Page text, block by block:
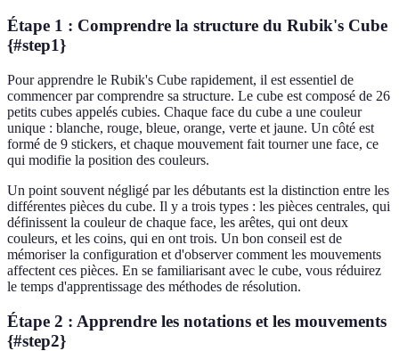
Étape 1 : Comprendre la structure du Rubik's Cube
{#step1}
Pour apprendre le Rubik's Cube rapidement, il est essentiel de
commencer par comprendre sa structure. Le cube est composé de 26
petits cubes appelés cubies. Chaque face du cube a une couleur
unique : blanche, rouge, bleue, orange, verte et jaune. Un côté est
formé de 9 stickers, et chaque mouvement fait tourner une face, ce
qui modifie la position des couleurs.
Un point souvent négligé par les débutants est la distinction entre les
différentes pièces du cube. Il y a trois types : les pièces centrales, qui
définissent la couleur de chaque face, les arêtes, qui ont deux
couleurs, et les coins, qui en ont trois. Un bon conseil est de
mémoriser la configuration et d'observer comment les mouvements
affectent ces pièces. En se familiarisant avec le cube, vous réduirez
le temps d'apprentissage des méthodes de résolution.
Étape 2 : Apprendre les notations et les mouvements
{#step2}